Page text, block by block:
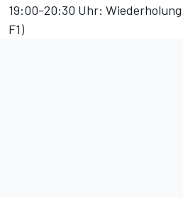
19:00-20:30 Uhr:
F1)